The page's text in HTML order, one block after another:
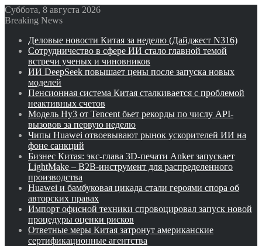
Суббота, 8 августа 2026
Breaking News
Деловые новости Китая за неделю (Дайджест N316)
Сотрудничество в сфере ИИ стало главной темой
встречи ученых и чиновников
ИИ DeepSeek повышает цены после запуска новых
моделей
Пенсионная система Китая сталкивается с проблемой
неактивных счетов
Модель Hy3 от Tencent бьет рекорды по числу API-
вызовов за первую неделю
Чипы Huawei отвоевывают рынок ускорителей ИИ на
фоне санкций
Бизнес Китая: экс-глава 3D-печати Anker запускает
LightMake – B2B-инструмент для распределенного
производства
Huawei и бамбуковая цикада стали героями спора об
авторских правах
Импорт офисной техники спровоцировал запуск новой
процедуры оценки рисков
Ответные меры Китая затронут американские
сертификационные агентства